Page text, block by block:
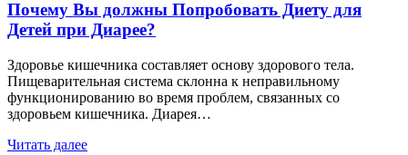
Почему Вы должны Попробовать Диету для
Детей при Диарее?
Здоровье кишечника составляет основу здорового тела.
Пищеварительная система склонна к неправильному
функционированию во время проблем, связанных со
здоровьем кишечника. Диарея…
Читать далее